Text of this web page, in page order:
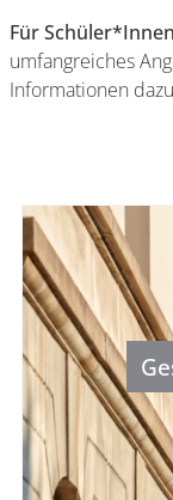
Für Schüler*Innen
umfangreiches
Informationen